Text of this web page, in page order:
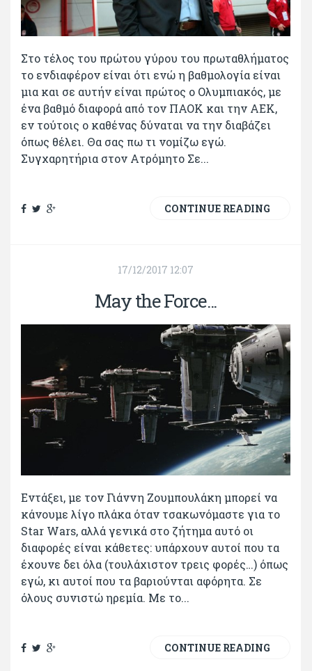
Στο τέλος του πρώτου γύρου του πρωταθλήματος
το ενδιαφέρον είναι ότι ενώ η βαθμολογία είναι
μια και σε αυτήν είναι πρώτος ο Ολυμπιακός, με
ένα βαθμό διαφορά από τον ΠΑΟΚ και την ΑΕΚ,
εν τούτοις ο καθένας δύναται να την διαβάζει
όπως θέλει. Θα σας πω τι νομίζω εγώ.
Συγχαρητήρια στον Ατρόμητο Σε...
CONTINUE READING
17/12/2017 12:07
May the Force...
Εντάξει, με τον Γιάννη Ζουμπουλάκη μπορεί να
κάνουμε λίγο πλάκα όταν τσακωνόμαστε για το
Star Wars, αλλά γενικά στο ζήτημα αυτό οι
διαφορές είναι κάθετες: υπάρχουν αυτοί που τα
έχουνε δει όλα (τουλάχιστον τρεις φορές…) όπως
εγώ, κι αυτοί που τα βαριούνται αφόρητα. Σε
όλους συνιστώ ηρεμία. Με το...
CONTINUE READING